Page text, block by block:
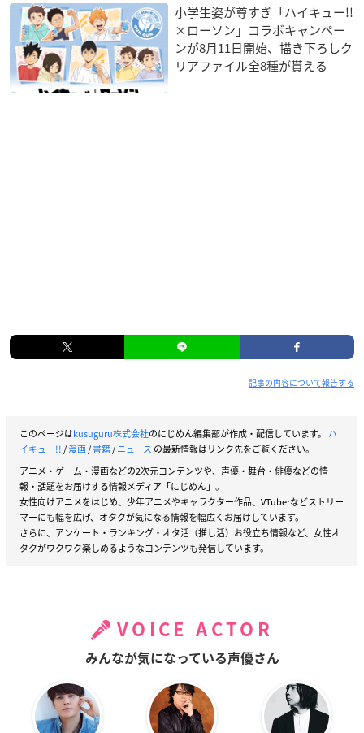
小学生姿が尊すぎ「ハイキュー!!
×ローソン」コラボキャンペー
ンが8月11日開始、描き下ろしク
リアファイル全8種が貰える
記事の内容について報告する
このページはkusuguru株式会社のにじめん編集部が作成・配信しています。 ハ
イキュー!!/漫画/書籍/ニュース の最新情報はリンク先をご覧ください。
アニメ・ゲーム・漫画などの2次元コンテンツや、声優・舞台・俳優などの情
報・話題をお届けする情報メディア「にじめん」。
女性向けアニメをはじめ、少年アニメやキャラクター作品、VTuberなどストリー
マーにも幅を広げ、オタクが気になる情報を幅広くお届けしています。
さらに、アンケート・ランキング・オタ活（推し活）お役立ち情報など、女性オ
タクがワクワク楽しめるようなコンテンツも発信しています。
VOICE ACTOR
みんなが気になっている声優さん